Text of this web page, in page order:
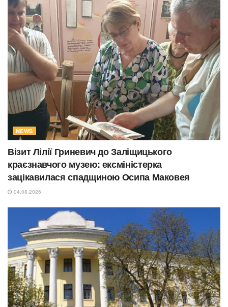
NEWS
Візит Лілії Гриневич до Заліщицького
краєзнавчого музею: ексміністерка
зацікавилася спадщиною Осипа Маковея
04.08.2026